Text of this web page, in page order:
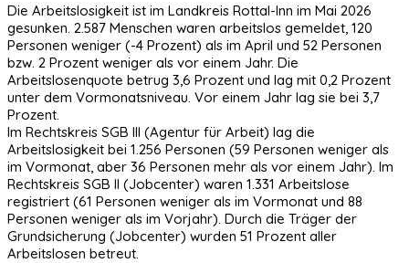
Die Arbeitslosigkeit ist im Landkreis Rottal-Inn im Mai 2026
gesunken. 2.587 Menschen waren arbeitslos gemeldet, 120
Personen weniger (-4 Prozent) als im April und 52 Personen
bzw. 2 Prozent weniger als vor einem Jahr. Die
Arbeitslosenquote betrug 3,6 Prozent und lag mit 0,2 Prozent
unter dem Vormonatsniveau. Vor einem Jahr lag sie bei 3,7
Prozent.
Im Rechtskreis SGB III (Agentur für Arbeit) lag die
Arbeitslosigkeit bei 1.256 Personen (59 Personen weniger als
im Vormonat, aber 36 Personen mehr als vor einem Jahr). Im
Rechtskreis SGB II (Jobcenter) waren 1.331 Arbeitslose
registriert (61 Personen weniger als im Vormonat und 88
Personen weniger als im Vorjahr). Durch die Träger der
Grundsicherung (Jobcenter) wurden 51 Prozent aller
Arbeitslosen betreut.